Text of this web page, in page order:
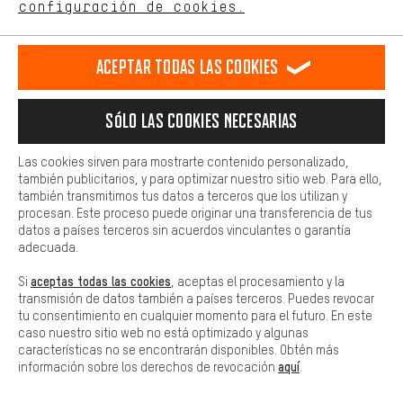
español english Deutsch
RESCINDIR EL CONTRATO Comunidad de Aquisgrán Programa de afiliados
Aviso Legal Protección de datos Condiciones Generales
Plataforma de reportes Reciclaje de baterias
Configuración de las cookies Ajusta el contraste
Todos los precios indicados son en euros e sin MwSt, más
gastos de envío aEstados Unidos.
configuración de cookies.
Más confort
cookies de comodidad, creamos enlaces a plataformas de redes
sociales. Esto nos permite proporcionarle más contenido e
adicionales que le ayudarán a encontrar los productos adecuados.
preguntas de forma rápida y sencilla.
Básica
Las cookies básicas aseguran que puedas usar nuestro sitio web.
Aceptar todas las cookies
Sólo las cookies necesarias
Las cookies sirven para mostrarte contenido personalizado,
también publicitarios, y para optimizar nuestro sitio web. Para ello,
también transmitimos tus datos a terceros que los utilizan y
procesan. Este proceso puede originar una transferencia de tus
datos a países terceros sin acuerdos vinculantes o garantía
adecuada.
Si aceptas todas las cookies , aceptas el procesamiento y la
transmisión de datos también a países terceros. Puedes revocar
tu consentimiento en cualquier momento para el futuro. En este
caso nuestro sitio web no está optimizado y algunas
características no se encontrarán disponibles. Obtén más
información sobre los derechos de revocación aquí.